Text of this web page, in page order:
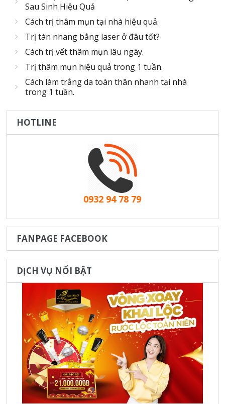
Sau Sinh Hiệu Quả
Cách trị thâm mụn tại nhà hiệu quả.
Trị tàn nhang bằng laser ở đâu tốt?
Cách trị vết thâm mụn lâu ngày.
Trị thâm mụn hiệu quả trong 1 tuần.
Cách làm trắng da toàn thân nhanh tại nhà
trong 1 tuần.
HOTLINE
0932 94 78 79
FANPAGE FACEBOOK
DỊCH VỤ NỔI BẬT